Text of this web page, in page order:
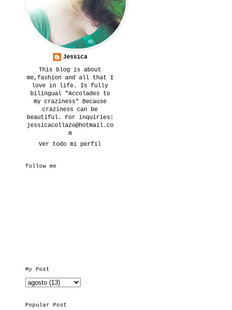
Jessica
This blog is about
me,fashion and all that I
love in life. Is fully
bilingual "Accolades to
my craziness" Because
craziness can be
beautiful. For inquiries:
jessicacollazo@hotmail.co
m
Ver todo mi perfil
follow me
My Post
Popular Post